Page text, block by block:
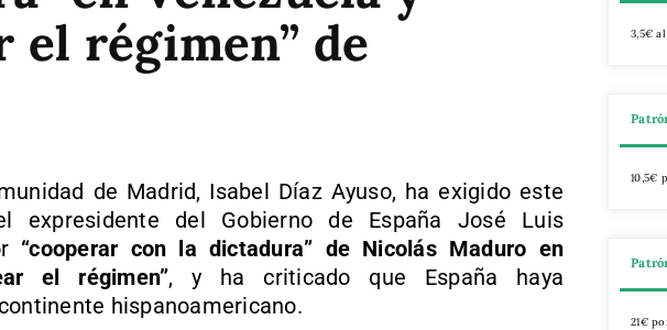
el régimen” de
de Madrid, Isabel Díaz Ayuso, ha exigido este
expresidente del Gobierno de España José Luis
“cooperar con la dictadura” de Nicolás Maduro en
el régimen”, y ha criticado que España haya
hispanoamericano.
3,5€
10,5€
21€